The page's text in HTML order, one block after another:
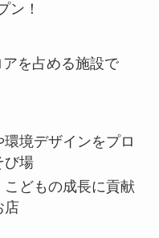
ン！
を占める施設で
境デザインをプロ
び場
どもの成長に貢献
店